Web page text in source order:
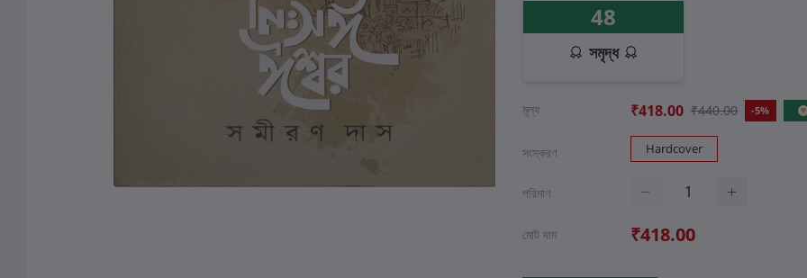
48
সমৃদ্ধ
মূল্য ₹418.00 ₹440.00 -5%
সংস্করণ Hardcover
পরিমাণ
মোট দাম ₹418.00